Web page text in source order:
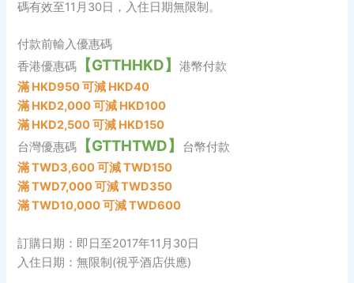
碼有效至11月30日，入住日期無限制。
付款前輸入優惠碼
香港優惠碼
【GTTHHKD】港幣付款
滿 HKD950 可減 HKD40
滿 HKD2,000 可減 HKD100
滿 HKD2,500 可減 HKD150
台灣優惠碼
【GTTHTWD】
台幣付款
滿 TWD3,600 可減 TWD150
滿 TWD7,000 可減 TWD350
滿 TWD10,000 可減 TWD600
訂購日期：即日至2017年11月30日
入住日期：無限制(視乎酒店供應)